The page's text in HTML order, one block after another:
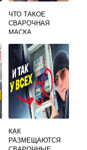
ЧТО ТАКОЕ
СВАРОЧНАЯ
МАСКА
КАК
РАЗМЕЩАЮТСЯ